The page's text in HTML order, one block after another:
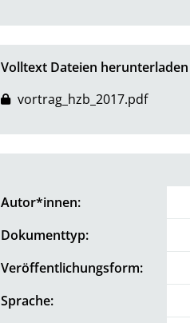
Volltext Dateien herunterladen
vortrag_hzb_2017.pdf
Autor*innen:
Dokumenttyp:
Veröffentlichungsform:
Sprache: